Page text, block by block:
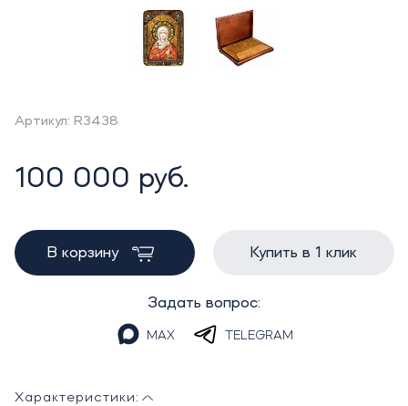
Артикул: R3438
100 000 руб.
В корзину Купить в 1 клик
Задать вопрос:
MAX TELEGRAM
Характеристики: